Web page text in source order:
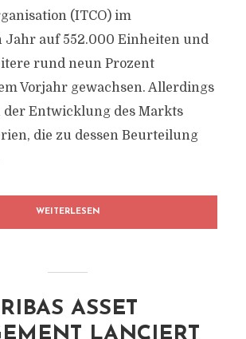
(ITCO) im
Jahr auf 552.000 Einheiten und
rund neun Prozent
Vorjahr gewachsen. Allerdings
der Entwicklung des Markts
die zu dessen Beurteilung
WEITERLESEN
ASSET
LANCIERT